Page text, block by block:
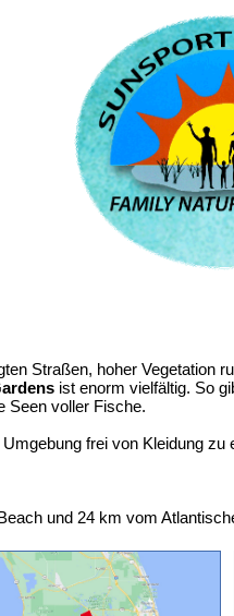
Straßen, hoher Vegetation
ist enorm vielfältig. So
Seen voller Fische.
frei von Kleidung
und 24 km vom